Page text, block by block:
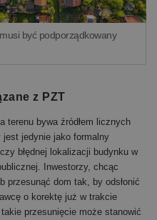
być podporządkowany
z PZT
terenu bywa źródłem licznych
jest jedynie jako formalny
błędnej lokalizacji budynku w
Inwestorzy, chcąc
przesunąć dom tak, by odsłonić
o korektę już w trakcie
przesunięcie może stanowić